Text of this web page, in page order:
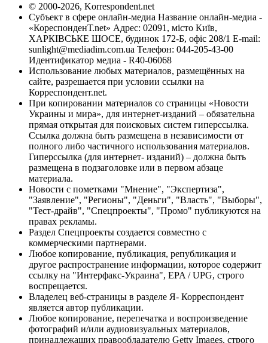
© 2000-2026, Korrespondent.net
Субъект в сфере онлайн-медиа Название онлайн-медиа -
«КореспонденТ.net» Адрес: 02091, місто Київ,
ХАРКІВСЬКЕ ШОСЕ, будинок 172-Б, офіс 208/1 E-mail:
sunlight@mediadim.com.ua Телефон: 044-205-43-00
Идентификатор медиа - R40-06068
Использование любых материалов, размещённых на
сайте, разрешается при условии ссылки на
Корреспондент.net.
При копировании материалов со страницы «Новости
Украины и мира», для интернет-изданий – обязательна
прямая открытая для поисковых систем гиперссылка.
Ссылка должна быть размещена в независимости от
полного либо частичного использования материалов.
Гиперссылка (для интернет- изданий) – должна быть
размещена в подзаголовке или в первом абзаце
материала.
Новости с пометками "Мнение", "Экспертиза",
"Заявление", "Регионы", "Деньги", "Власть", "Выборы",
"Тест-драйв", "Спецпроекты", "Промо" публикуются на
правах рекламы.
Раздел Спецпроекты создается совместно с
коммерческими партнерами.
Любое копирование, публикация, републикация и
другое распространение информации, которое содержит
ссылку на "Интерфакс-Украина", EPA / UPG, строго
воспрещается.
Владелец веб-страницы в разделе Я- Корреспондент
является автор публикации.
Любое копирование, перепечатка и воспроизведение
фотографий и/или аудиовизуальных материалов,
принадлежащих правообладателю Getty Images, строго